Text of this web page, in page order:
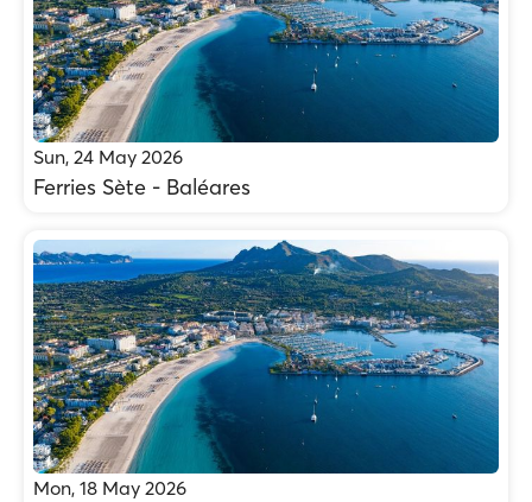
Sun, 24 May 2026
Ferries Sète - Baléares
Mon, 18 May 2026